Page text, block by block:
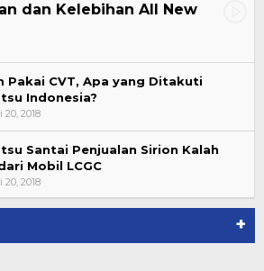
dan Kelebihan All New
Pakai CVT, Apa yang Ditakuti
Indonesia?
20, 2018
Santai Penjualan Sirion Kalah
Mobil LCGC
20, 2018
+
Jadi Dewan Pengawas PP